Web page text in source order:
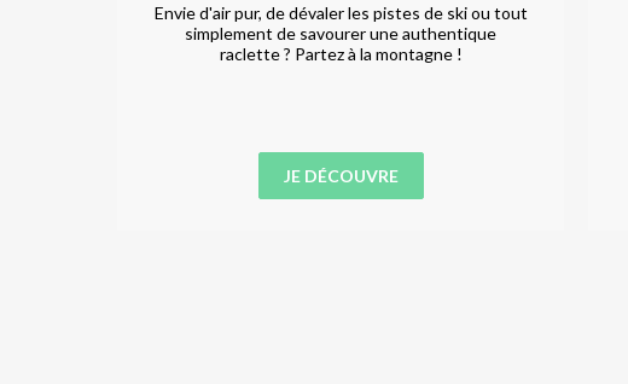
Envie d'air pur, de dévaler les pistes de ski ou tout
simplement de savourer une authentique
raclette ? Partez à la montagne !
JE DÉCOUVRE